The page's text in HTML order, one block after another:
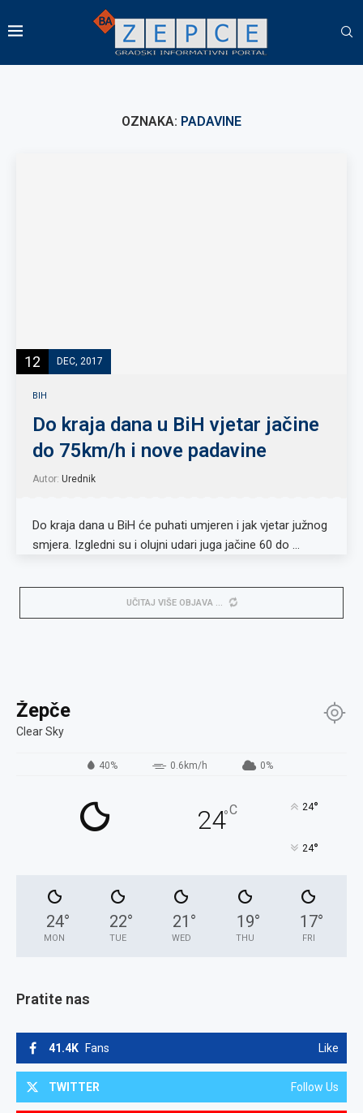
OZNAKA: PADAVINE
12 DEC, 2017
BIH
Do kraja dana u BiH vjetar jačine
do 75km/h i nove padavine
Autor: Urednik
Do kraja dana u BiH će puhati umjeren i jak vjetar južnog
smjera. Izgledni su i olujni udari juga jačine 60 do …
UČITAJ VIŠE OBJAVA
Žepče
Clear Sky
40% 0.6km/h 0%
24°C 24°
24°
24°
MON
22°
TUE
21 °
WED
19°
THU
17°
FRI
Pratite nas
41.4K Fans Like
TWITTER Follow Us